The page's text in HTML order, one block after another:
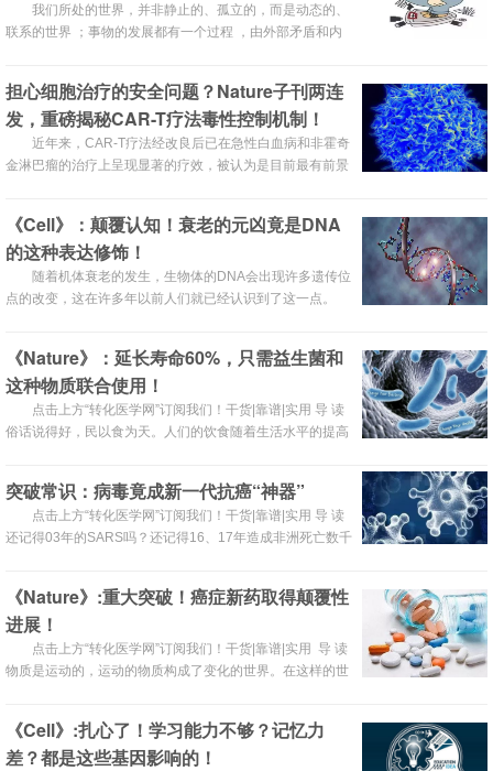
尿病产生中的病理生理机制。糖尿病已知病理生理学基础说
起糖
我们所处的世界，并非静止的、孤立的，而是动态的、
联系的世界 ；事物的发展都有一个过程 ，由外部矛盾和内
担心细胞治疗的安全问题？Nature子刊两连
发，重磅揭秘CAR-T疗法毒性控制机制！
近年来，CAR-T疗法经改良后已在急性白血病和非霍奇
金淋巴瘤的治疗上呈现显著的疗效，被认为是目前最有前景
展道路上的拦路石，不克服则难以前行，这也成为该领域的
机遇，谁能率先拔得头筹，就能抢占先机。目前，CAR-T疗
法最令
《Cell》：颠覆认知！衰老的元凶竟是DNA
的这种表达修饰！
随着机体衰老的发生，生物体的DNA会出现许多遗传位
点的改变，这在许多年以前人们就已经认识到了这一点。
《Nature》：延长寿命60%，只需益生菌和
这种物质联合使用！
点击上方“转化医学网”订阅我们！干货|靠谱|实用 导 读
俗话说得好，民以食为天。人们的饮食随着生活水平的提高
命。在此基础上，麦吉尔大学的科学家们将果蝇与益生菌和
一种名为Triphala的草药补充剂结合在一起喂养，这种补充
剂能够延长果蝇寿命的60％，并且保护它们免于患有与衰老
突破常识：病毒竟成新一代抗癌“神器”
点击上方“转化医学网”订阅我们！干货|靠谱|实用 导 读
还记得03年的SARS吗？还记得16、17年造成非洲死亡数千
为临床上重要的抗癌药物，显示出与免疫检查点抑制剂的协
同作用。由于这些药物尚未发展成具有三重抗肿瘤的选择
性，所以通过彻底重新设计病毒衣壳来提高血管内递送后的
肿瘤选择
《Nature》:重大突破！癌症新药取得颠覆性
进展！
点击上方“转化医学网”订阅我们！干货|靠谱|实用 导 读
物质是运动的，运动的物质构成了变化的世界。在这样的世
现的肿瘤，现在对于广大群众而言并不是个陌生的话题，但
现实生活中，往往更多的人是“谈癌色变”。癌症给人类的生
《Cell》:扎心了！学习能力不够？记忆力
差？都是这些基因影响的！